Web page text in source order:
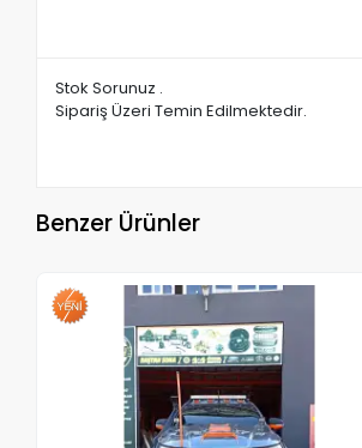
Stok Sorunuz .
Sipariş Üzeri Temin Edilmektedir.
Benzer Ürünler